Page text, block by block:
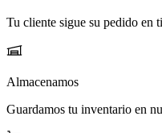
Tu cliente sigue su pedido en
Almacenamos
Guardamos tu inventario en